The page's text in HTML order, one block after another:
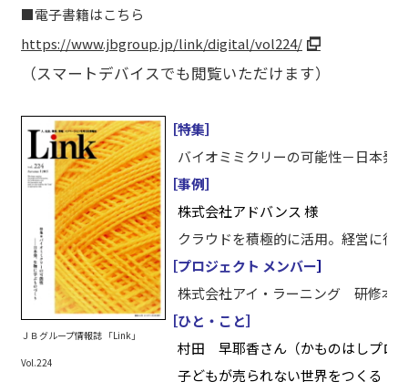
■電子書籍はこちら
https://www.jbgroup.jp/link/digital/vol224/
（スマートデバイスでも閲覧いただけます）
ＪＢグループ情報誌 「Link」
Vol.224
［特集］
バイオミミクリーの可能性－日本発
［事例］
株式会社アドバンス 様
クラウドを積極的に活用。経営に役
［プロジェクト メンバー］
株式会社アイ・ラーニング 研修本
［ひと・こと］
村田 早耶香さん（かものはしプロ
子どもが売られない世界をつくる